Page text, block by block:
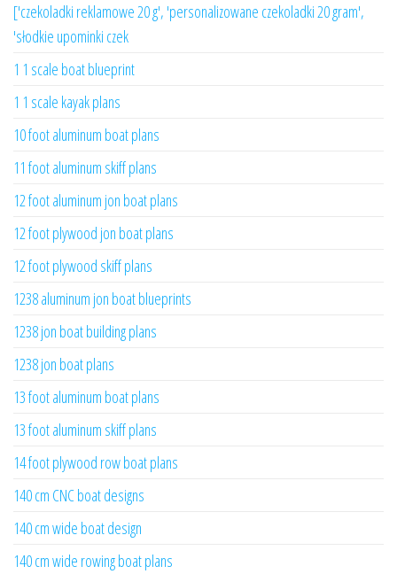
['czekoladki reklamowe 20 g', 'personalizowane czekoladki 20 gram',
'słodkie upominki czek
1 1 scale boat blueprint
1 1 scale kayak plans
10 foot aluminum boat plans
11 foot aluminum skiff plans
12 foot aluminum jon boat plans
12 foot plywood jon boat plans
12 foot plywood skiff plans
1238 aluminum jon boat blueprints
1238 jon boat building plans
1238 jon boat plans
13 foot aluminum boat plans
13 foot aluminum skiff plans
14 foot plywood row boat plans
140 cm CNC boat designs
140 cm wide boat design
140 cm wide rowing boat plans